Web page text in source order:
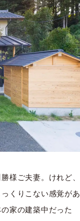
様ご夫妻。けれど、
くりこない感覚があ
家の建築中だった